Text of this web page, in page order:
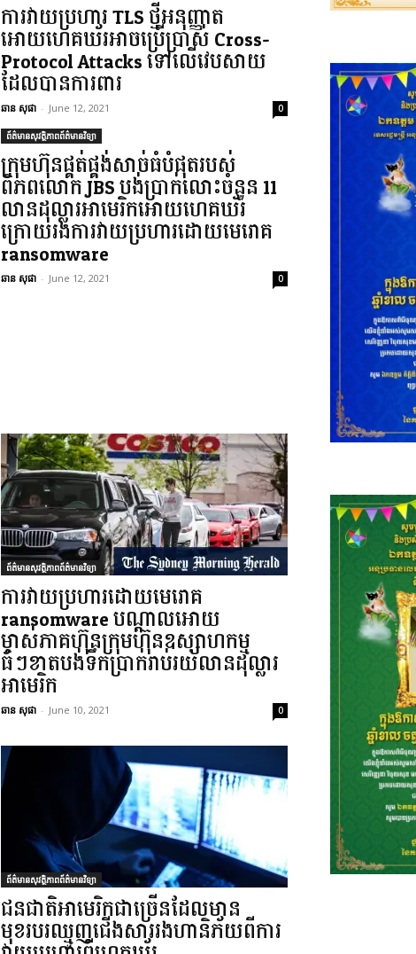
ការវាយប្រហារ TLS ថ្មីអនុញ្ញាត
អោយហេគឃ័រអាចប្រើប្រាស់ Cross-
Protocol Attacks ទៅលើវេបសាយ
ដែលបានការពារ
ឆាន សុផា - June 12, 2021 0
ព័ត៌មានសុវត្ថិភាពព័ត៌មានវិទ្យា
ក្រុមហ៊ុនផ្គត់ផ្គង់សាច់ធំបំផុតរបស់
ពិភពលោក JBS បង់ប្រាក់លោះចំនួន 11
លានដុល្លារអាមេរិកអោយហេគឃ័រ
ក្រោយរងការវាយប្រហារដោយមេរោគ
ransomware
ឆាន សុផា - June 12, 2021 0
ព័ត៌មានសុវត្ថិភាពព័ត៌មានវិទ្យា
ការវាយប្រហារដោយមេរោគ
ransomware បណ្តាលអោយ
ម្ចាស់ភាគហ៊ុនក្រុមហ៊ុនឧស្សាហកម្ម
ធំៗខាតបង់ទឹកប្រាក់រាប់រយលានដុល្លារ
អាមេរិក
ឆាន សុផា - June 10, 2021 0
ព័ត៌មានសុវត្ថិភាពព័ត៌មានវិទ្យា
ជនជាតិអាមេរិកជាច្រើនដែលមាន
មុខរបរឈ្មួញជើងសាររងហានិភ័យពីការ